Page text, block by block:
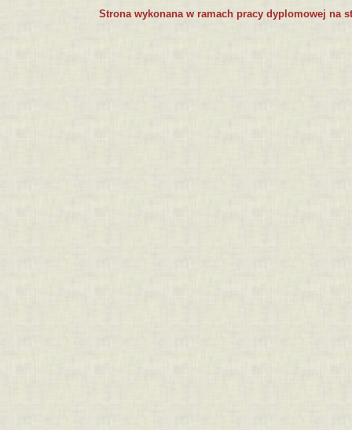
Strona wykonana w ramach pracy dyplomowej na